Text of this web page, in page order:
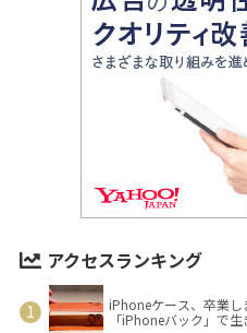
アクセスランキング
iPhoneケース、卒業
「iPhoneバック」で生